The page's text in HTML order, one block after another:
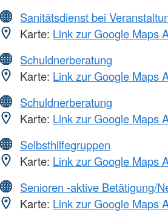
Sanitätsdienst bei
Karte: Link zur Google Maps
Schuldnerberatung
Karte: Link zur Google Maps
Schuldnerberatung
Karte: Link zur Google Maps
Selbsthilfegruppen
Karte: Link zur Google Maps
Senioren -aktive Betätigung/
Karte: Link zur Google Maps